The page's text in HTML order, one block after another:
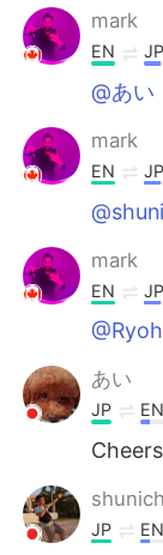
mark
EN JP
@あい
mark
EN JP
mark
EN JP
あい
JP EN
JP EN